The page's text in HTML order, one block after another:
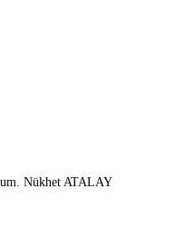
Nükhet ATALAY